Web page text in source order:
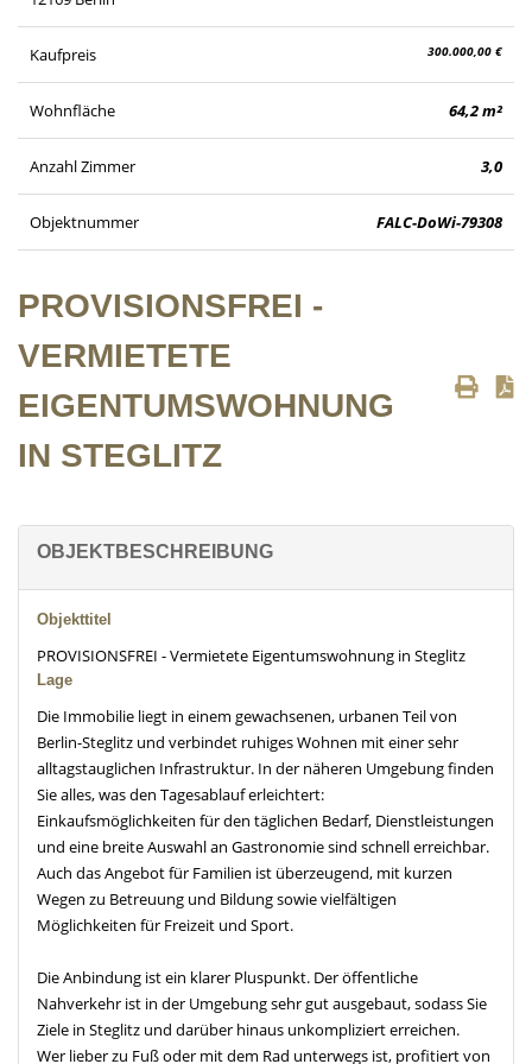
Kaufpreis 300.000,00 €
Wohnfläche 64,2 m²
Anzahl Zimmer 3,0
Objektnummer FALC-DoWi-79308
PROVISIONSFREI -
VERMIETETE
EIGENTUMSWOHNUNG
IN STEGLITZ
OBJEKTBESCHREIBUNG
Objekttitel
PROVISIONSFREI - Vermietete Eigentumswohnung in Steglitz
Lage
Die Immobilie liegt in einem gewachsenen, urbanen Teil von
Berlin-Steglitz und verbindet ruhiges Wohnen mit einer sehr
alltagstauglichen Infrastruktur. In der näheren Umgebung finden
Sie alles, was den Tagesablauf erleichtert:
Einkaufsmöglichkeiten für den täglichen Bedarf, Dienstleistungen
und eine breite Auswahl an Gastronomie sind schnell erreichbar.
Auch das Angebot für Familien ist überzeugend, mit kurzen
Wegen zu Betreuung und Bildung sowie vielfältigen
Möglichkeiten für Freizeit und Sport.
Die Anbindung ist ein klarer Pluspunkt. Der öffentliche
Nahverkehr ist in der Umgebung sehr gut ausgebaut, sodass Sie
Ziele in Steglitz und darüber hinaus unkompliziert erreichen.
Wer lieber zu Fuß oder mit dem Rad unterwegs ist, profitiert von